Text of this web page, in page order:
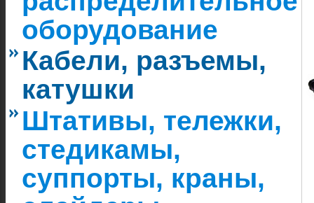
оборудование
Кабели, разъемы,
катушки
Штативы, тележки,
стедикамы,
суппорты, краны,